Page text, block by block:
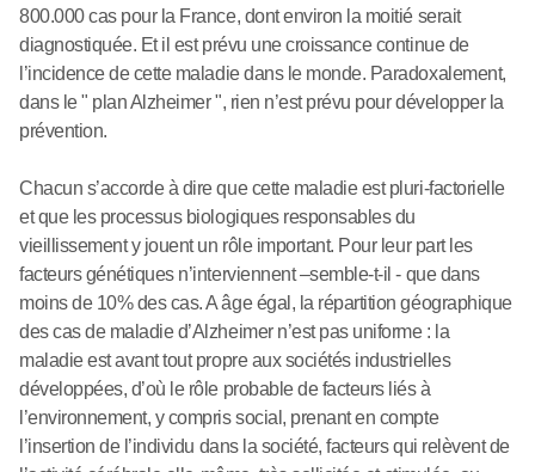
800.000 cas pour la France, dont environ la moitié serait
diagnostiquée. Et il est prévu une croissance continue de
l’incidence de cette maladie dans le monde. Paradoxalement,
dans le " plan Alzheimer ", rien n’est prévu pour développer la
prévention.
Chacun s’accorde à dire que cette maladie est pluri-factorielle
et que les processus biologiques responsables du
vieillissement y jouent un rôle important. Pour leur part les
facteurs génétiques n’interviennent –semble-t-il - que dans
moins de 10% des cas. A âge égal, la répartition géographique
des cas de maladie d’Alzheimer n’est pas uniforme : la
maladie est avant tout propre aux sociétés industrielles
développées, d’où le rôle probable de facteurs liés à
l’environnement, y compris social, prenant en compte
l’insertion de l’individu dans la société, facteurs qui relèvent de